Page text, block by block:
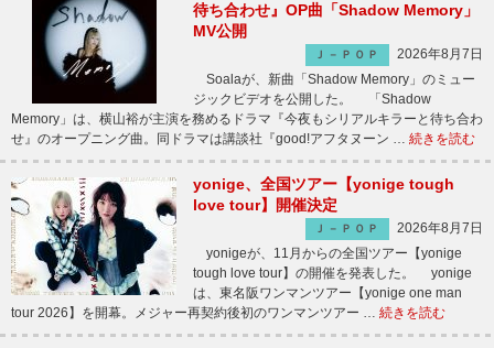
待ち合わせ』OP曲「Shadow Memory」
MV公開
Ｊ－ＰＯＰ
2026年8月7日
Soalaが、新曲「Shadow Memory」のミュー
ジックビデオを公開した。 「Shadow
Memory」は、横山裕が主演を務めるドラマ『今夜もシリアルキラーと待ち合わ
せ』のオープニング曲。同ドラマは講談社『good!アフタヌーン … 続きを読む
yonige、全国ツアー【yonige tough
love tour】開催決定
Ｊ－ＰＯＰ
2026年8月7日
yonigeが、11月からの全国ツアー【yonige
tough love tour】の開催を発表した。 yonige
は、東名阪ワンマンツアー【yonige one man
tour 2026】を開幕。メジャー再契約後初のワンマンツアー … 続きを読む